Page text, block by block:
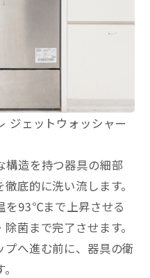
ジェットウォッシャー
構造を持つ器具の細部
底的に洗い流します。
を93℃まで上昇させる
菌まで完了させます。
プへ進む前に、器具の衛